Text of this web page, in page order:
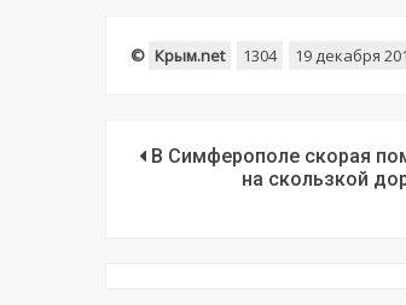
© Крым.net 1304 19 декабря
В Симферополе скорая
на скользкой